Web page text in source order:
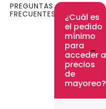
PREGUNTAS
FRECUENTES
¿Cuál es
el pedido
mínimo
para
acceder a
precios
de
mayoreo?